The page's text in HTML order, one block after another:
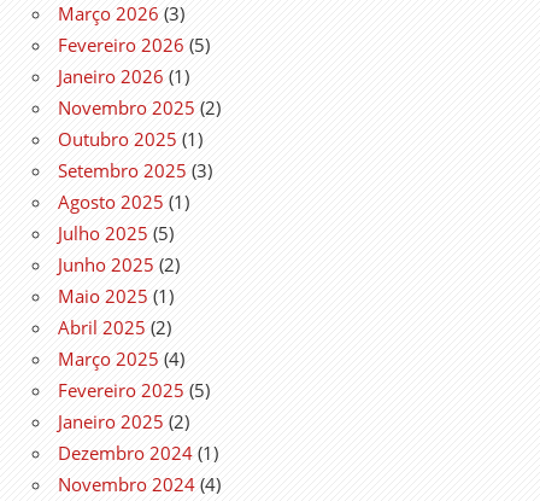
Março 2026 (3)
Fevereiro 2026 (5)
Janeiro 2026 (1)
Novembro 2025 (2)
Outubro 2025 (1)
Setembro 2025 (3)
Agosto 2025 (1)
Julho 2025 (5)
Junho 2025 (2)
Maio 2025 (1)
Abril 2025 (2)
Março 2025 (4)
Fevereiro 2025 (5)
Janeiro 2025 (2)
Dezembro 2024 (1)
Novembro 2024 (4)